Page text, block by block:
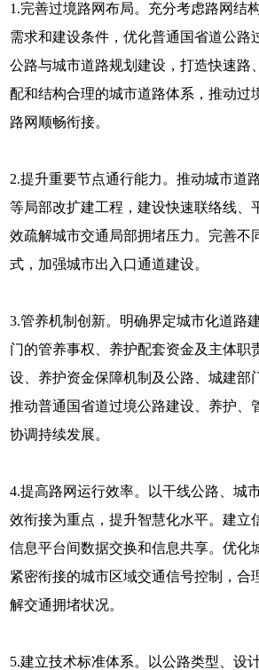
1.完善过境路网布局。充分考虑路网结
需求和建设条件，优化普通国省道公路
公路与城市道路规划建设，打造快速路
配和结构合理的城市道路体系，推动过
路网顺畅衔接。
2.提升重要节点通行能力。推动城市道
等局部改扩建工程，建设快速联络线、
效疏解城市交通局部拥堵压力。完善不
式，加强城市出入口通道建设。
3.管养机制创新。明确界定城市化道路
门的管养事权、养护配套资金及主体职
设、养护资金保障机制及公路、城建部
推动普通国省道过境公路建设、养护、
协调持续发展。
4.提高路网运行效率。以干线公路、城
效衔接为重点，提升智慧化水平。建立
信息平台间数据交换和信息共享。优化
紧密衔接的城市区域交通信号控制，合
解交通拥堵状况。
5.建立技术标准体系。以公路类型、设